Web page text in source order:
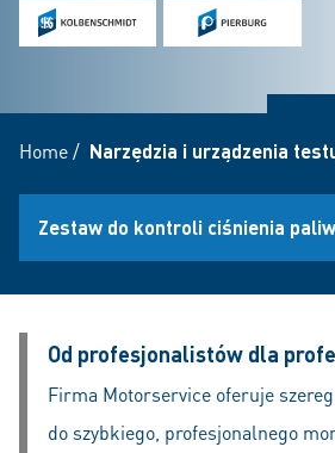
Home/ Narzędzia i urządzenia
Zestaw do kontroli ciśnienia
Od profesjonalistów dla
Firma Motorservice oferuje
do szybkiego, profesjonalnego